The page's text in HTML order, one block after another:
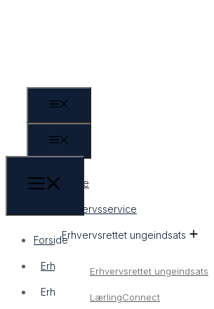
Forside
Erhvervsservice
Erhvervsrettet ungeindsats
Erhvervsrettet ungeindsats
LærlingConnect
Forside
Erhvervsservice
Erhvervsrettet ungeindsats